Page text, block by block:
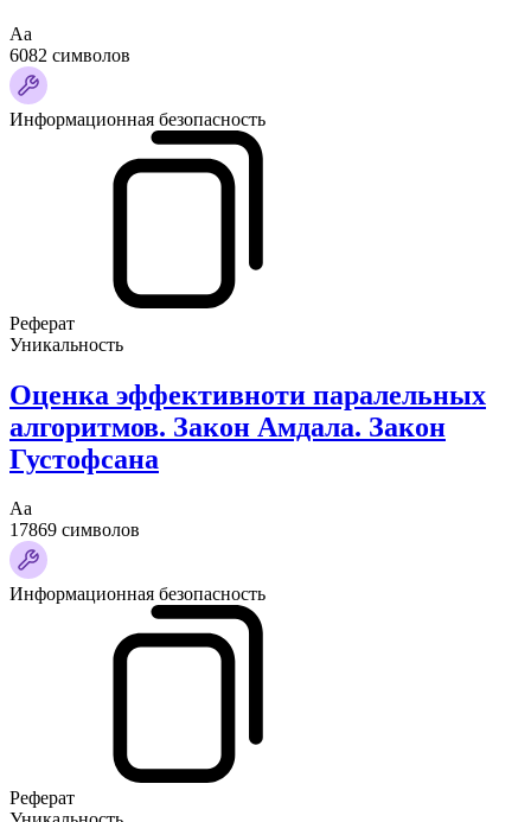
Аа
6082 символов
Информационная безопасность
Реферат
Уникальность
Оценка эффективноти паралельных
алгоритмов. Закон Амдала. Закон
Густофсана
Аа
17869 символов
Информационная безопасность
Реферат